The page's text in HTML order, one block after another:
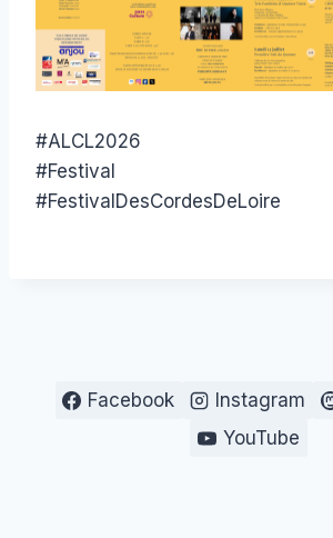
#ALCL2026
#Festival
#FestivalDesCordesDeLoire
Facebook Instagram
YouTube